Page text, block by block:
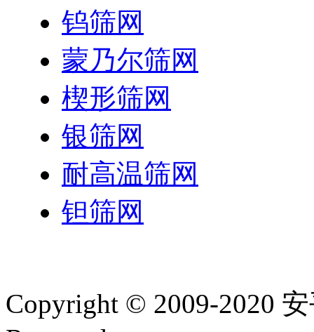
钨筛网
蒙乃尔筛网
楔形筛网
银筛网
耐高温筛网
钽筛网
Copyright © 2009-2020